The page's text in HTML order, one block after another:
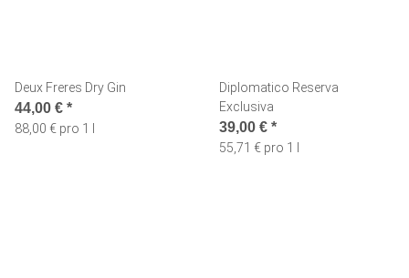
Deux Freres Dry Gin
44,00 € *
88,00 € pro 1 l
Diplomatico Reserva
Exclusiva
39,00 € *
55,71 € pro 1 l